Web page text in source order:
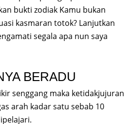
bukti zodiak Kamu bukan
kasmaran totok? Lanjutkan
segala apa nun saya
BERADU
senggang maka ketidakjujuran
arah kadar satu sebab 10